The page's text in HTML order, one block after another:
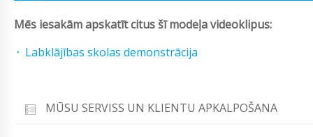
Mēs iesakām apskatīt citus šī modeļa videoklipus:
Labklājības skolas demonstrācija
MŪSU SERVISS UN KLIENTU APKALPOŠANA